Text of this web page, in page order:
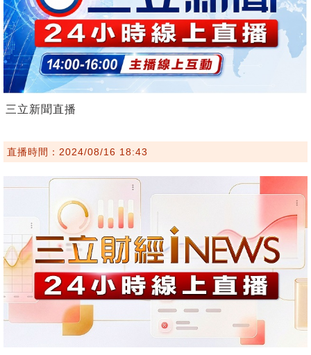
三立新聞直播
直播時間：2024/08/16 18:43